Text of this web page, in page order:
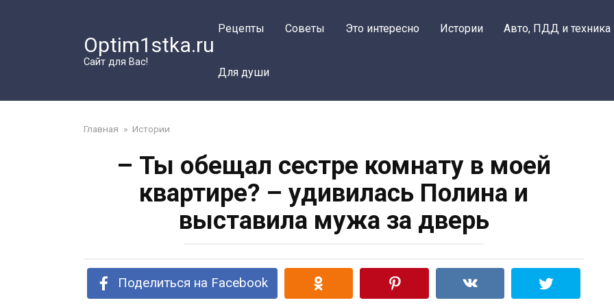
Optim1stka.ru
Сайт для Вас!
Рецепты Советы Это интересно Истории Авто, ПДД и техника
Для души
Главная » Истории
– Ты обещал сестре комнату в моей
квартире? – удивилась Полина и
выставила мужа за дверь
Поделиться на Facebook